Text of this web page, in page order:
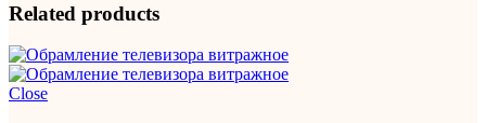
Related products
Close